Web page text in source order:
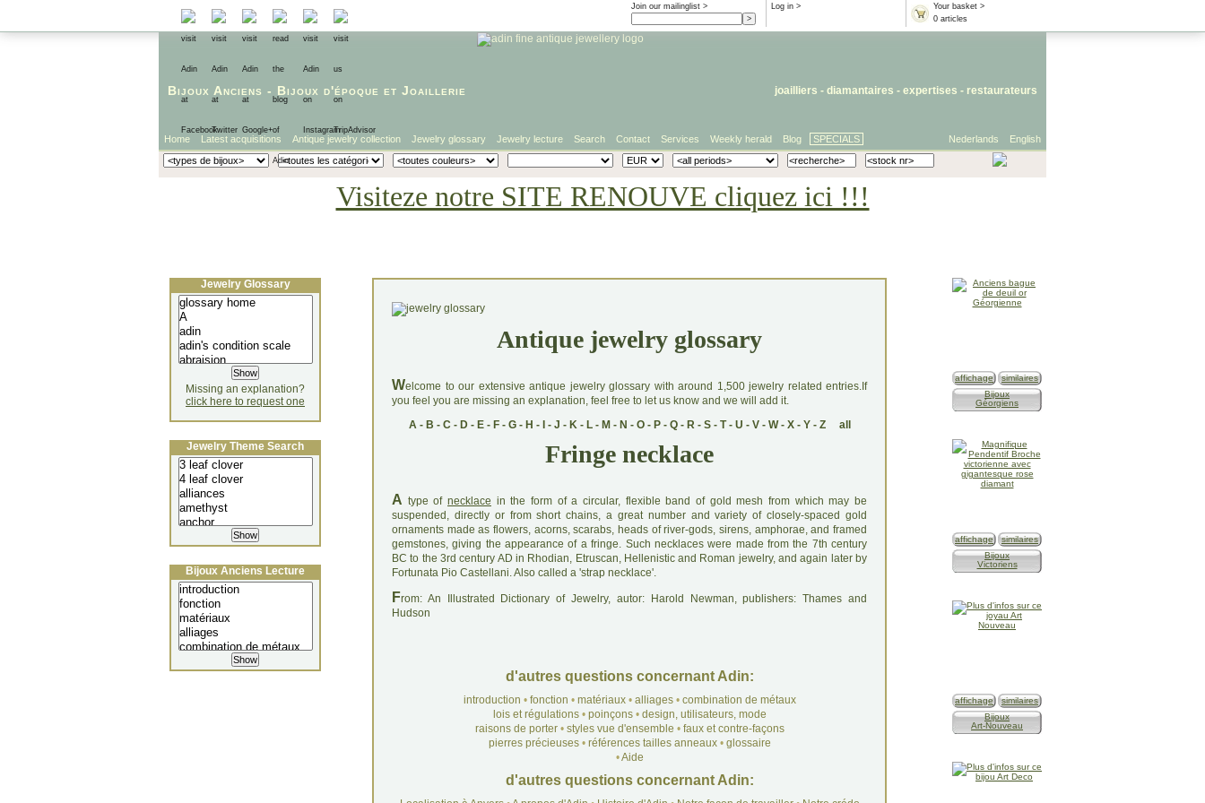
Your basket >
0 articles
Log in >
Join our mailinglist >
Bijoux Anciens - Bijoux d'époque et Joaillerie joailliers - diamantaires - expertises - restaurateurs
English
Nederlands
Home Latest acquisitions Antique jewelry collection Jewelry glossary Jewelry lecture Search Contact Services Weekly herald Blog SPECIALS
Visiteze notre SITE RENOUVE cliquez ici !!!
Antique jewelry glossary
Welcome to our extensive antique jewelry glossary with around 1,500 jewelry related entries.If
you feel you are missing an explanation, feel free to let us know and we will add it.
A- B - C- D- E- F- G- H - - J - K- L- M - N - O- P- Q- R- S- T- U - V- W- X- Y- Z all
Fringe necklace
A type of necklace in the form of a circular, flexible band of gold mesh from which may be
suspended, directly or from short chains, a great number and variety of closely-spaced gold
ornaments made as flowers, acorns, scarabs, heads of river-gods, sirens, amphorae, and framed
gemstones, giving the appearance of a fringe. Such necklaces were made from the 7th century
BC to the 3rd century AD in Rhodian, Etruscan, Hellenistic and Roman jewelry, and again later by
Fortunata Pio Castellani. Also called a 'strap necklace'.
From: An Illustrated Dictionary of Jewelry, autor: Harold Newman, publishers: Thames and
Hudson
d'autres questions concernant Adin:
introduction • fonction • matériaux• alliages• combination de métaux
lois et régulations• poinçons• design, utilisateurs, mode
raisons de porter• styles vue d'ensemble • faux et contre-façons
pierres précieuses• références tailles anneaux• glossaire
•Aide
d'autres questions concernant Adin:
Jewelry Glossary
Missing an explanation?
click here to request one
Jewelry Theme Search
Bijoux Anciens Lecture
affichage
similaires
Bijoux
Géorgiens
affichage
similaires
Bijoux
Victoriens
affichage
similaires
Bijoux
Art-Nouveau